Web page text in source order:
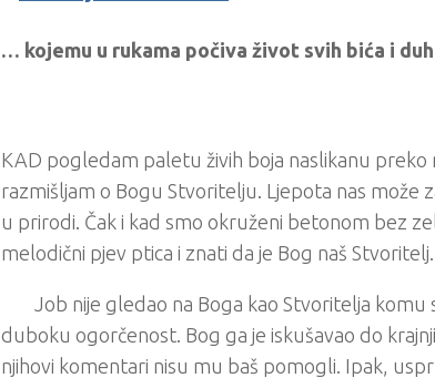
… kojemu u rukama počiva život svih bića i
KAD pogledam paletu živih boja naslikanu preko
razmišljam o Bogu Stvoritelju. Ljepota nas može
u prirodi. Čak i kad smo okruženi betonom bez
melodični pjev ptica i znati da je Bog naš Stvoritelj.
Job nije gledao na Boga kao Stvoritelja komu
duboku ogorčenost. Bog ga je iskušavao do
njihovi komentari nisu mu baš pomogli. Ipak,